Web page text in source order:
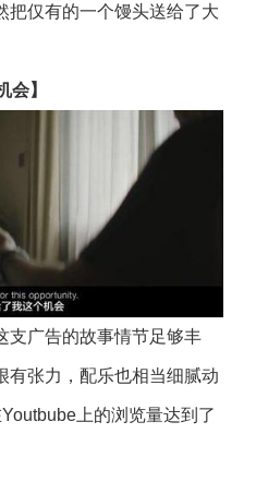
把仅有的一个馒头送给了大
会】
支广告的故事情节足够丰
有张力，配乐也相当细腻动
上的浏览量达到了